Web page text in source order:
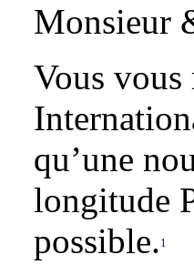
Monsieur
Vous vous
qu’une
longitude
possible. 1